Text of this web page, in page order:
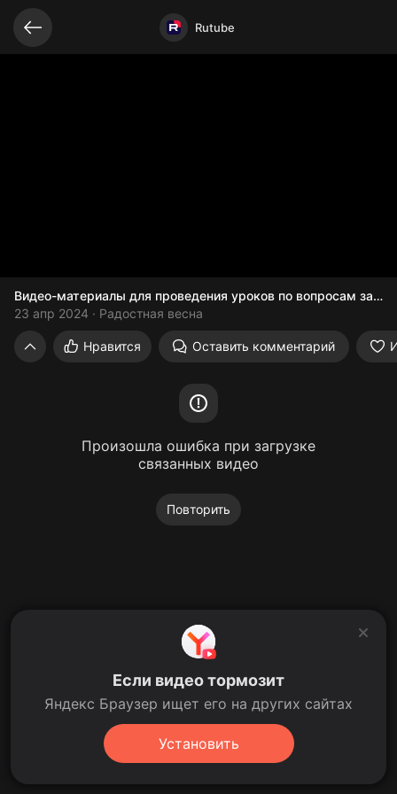
Видео открыто Rutube
Видео-материалы для проведения уроков по вопросам
23 апр 2024 Радостная весна
Нравится Оставить комментарий
Произошла ошибка при загрузке
связанных видео
Повторить
Если видео тормозит
Яндекс Браузер ищет его на других сайтах
Установить